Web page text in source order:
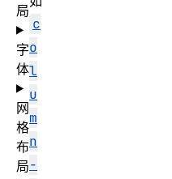
c
o
l
u
m
n
-
局
字
体
网
格
布
局